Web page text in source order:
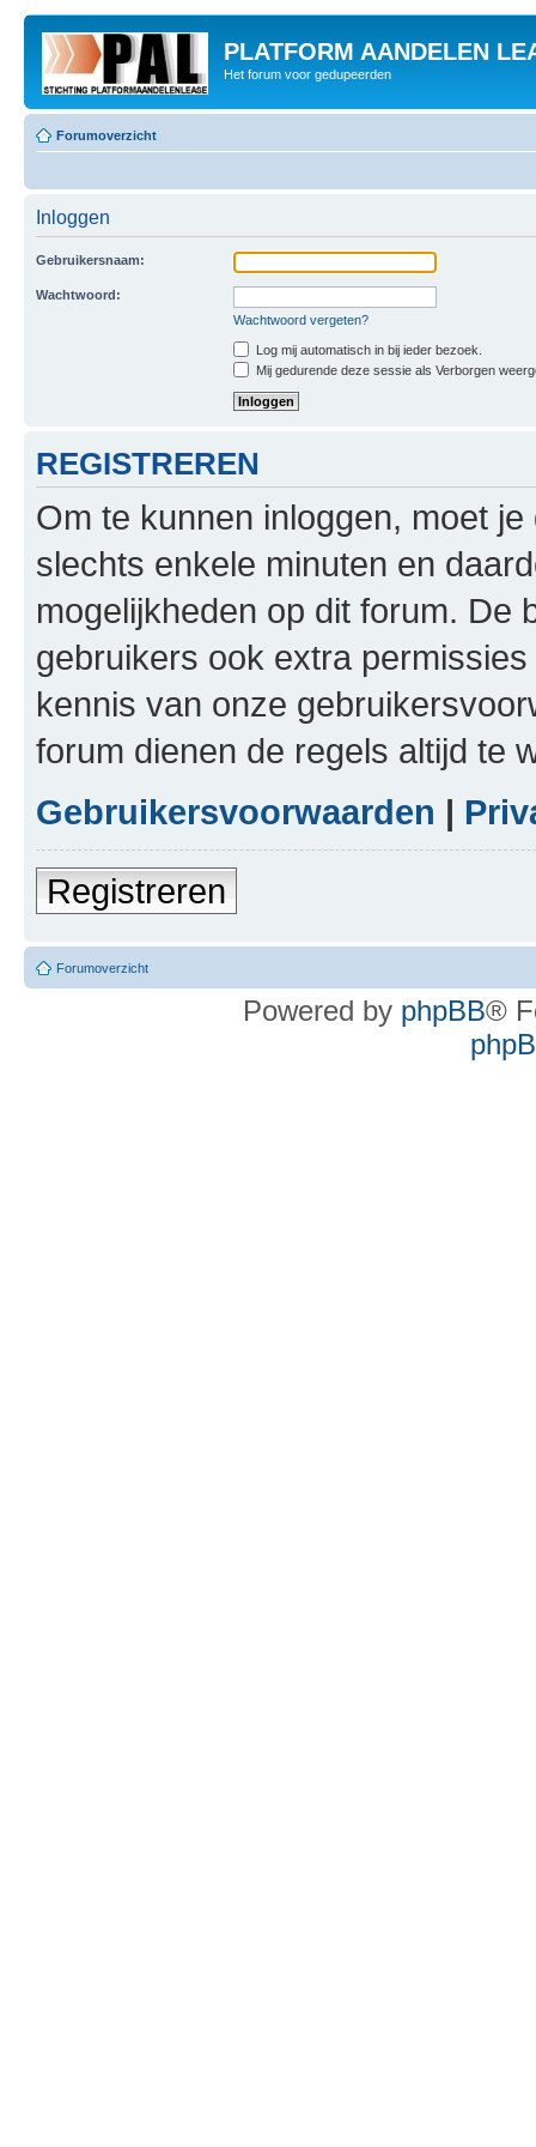
PLATFORM AANDELEN
Het forum voor gedupeerden
Forumoverzicht
Inloggen
Gebruikersnaam:
Wachtwoord:
Wachtwoord vergeten?
Log mij automatisch in bij ieder bezoek.
Mij gedurende deze sessie als Verborgen
REGISTREREN
Om te kunnen inloggen, moet
slechts enkele minuten en
mogelijkheden op dit forum. De
gebruikers ook extra
kennis van onze
forum dienen de regels altijd te
Gebruikersvoorwaarden |
Registreren
Forumoverzicht
Powered by phpBB®